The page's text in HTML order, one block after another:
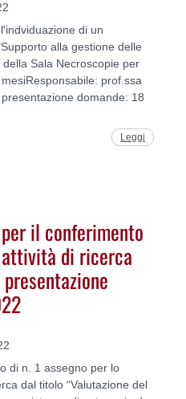
di un
alla gestione delle
Sala Necroscopie per
prof.ssa
domande: 18
Leggi
il conferimento
attività di ricerca
di n. 1 assegno per lo
dal titolo “Valutazione del